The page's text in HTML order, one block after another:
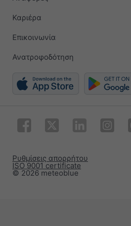
Καριέρα
Επικοινωνία
Ανατροφοδότηση
© 2026 meteoblue
ISO 9001 certificate
Ρυθμίσεις απορρήτου